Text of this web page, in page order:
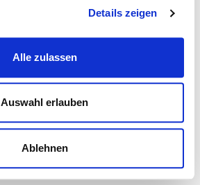
Details zeigen
Alle zulassen
Auswahl erlauben
Ablehnen